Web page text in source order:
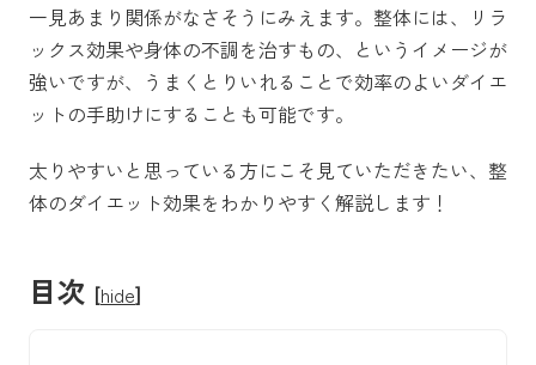
一見あまり関係がなさそうにみえます。整体には、リラ
ックス効果や身体の不調を治すもの、というイメージが
強いですが、うまくとりいれることで効率のよいダイエ
ットの手助けにすることも可能です。
太りやすいと思っている方にこそ見ていただきたい、整
体のダイエット効果をわかりやすく解説します！
目次 [hide]